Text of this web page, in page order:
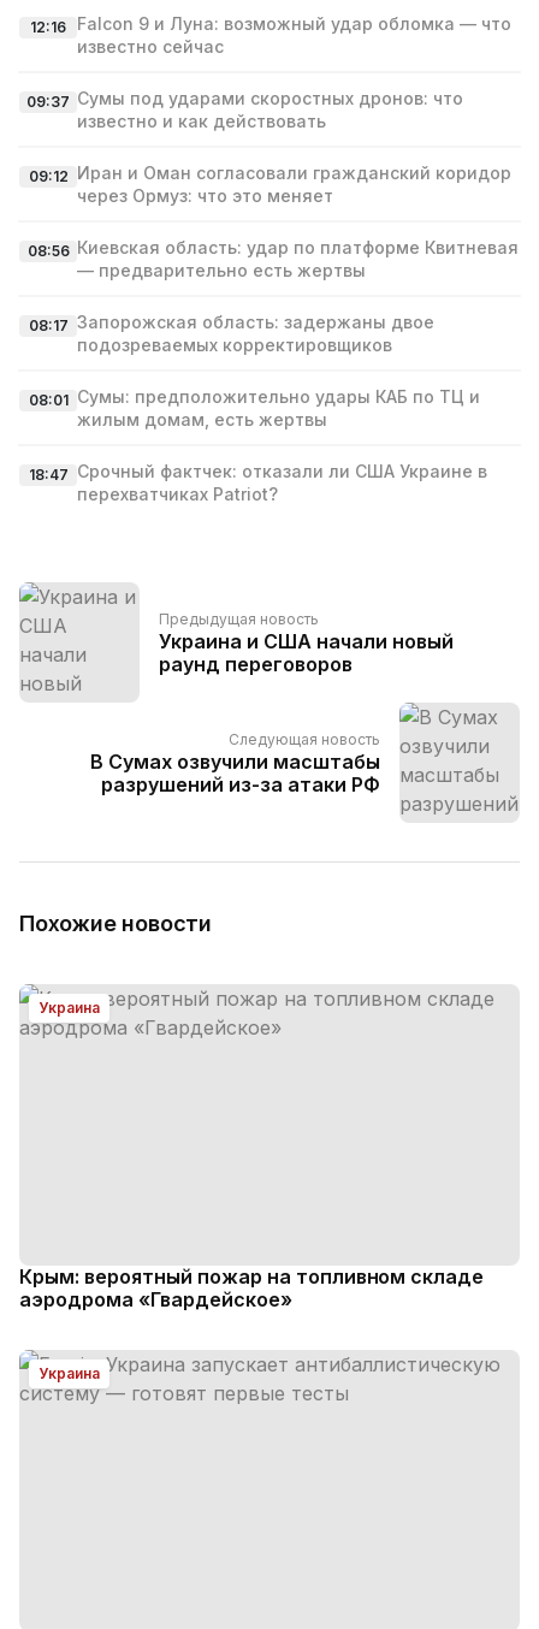
12:16
Falcon 9 и Луна: возможный удар обломка — что
известно сейчас
09:37 Сумы под ударами скоростных дронов: что
известно и как действовать
09:12 Иран и Оман согласовали гражданский коридор
через Ормуз: что это меняет
08:56 Киевская область: удар по платформе Квитневая
— предварительно есть жертвы
08:17 Запорожская область: задержаны двое
подозреваемых корректировщиков
08:01 Сумы: предположительно удары КАБ по ТЦ и
жилым домам, есть жертвы
18:47 Срочный фактчек: отказали ли США Украине в
перехватчиках Patriot?
Предыдущая новость
Украина и США начали новый
раунд переговоров
Следующая новость
В Сумах озвучили масштабы
разрушений из-за атаки РФ
Похожие новости
Украина
Крым: вероятный пожар на топливном складе
аэродрома «Гвардейское»
Украина